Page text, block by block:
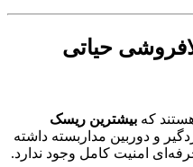
حیاتی
که بیشترین ریسک
و دوربین مداربسته داشته
امنیت کامل وجود ندارد.